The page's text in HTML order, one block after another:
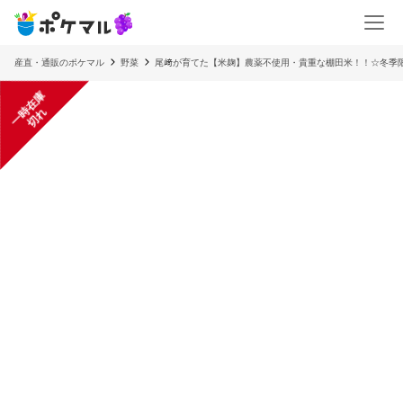
産直・通販のポケマル 野菜 尾﨑が育てた【米麹】農薬不使用・貴重な棚田米！！☆冬季
一
時
在
庫
切
れ